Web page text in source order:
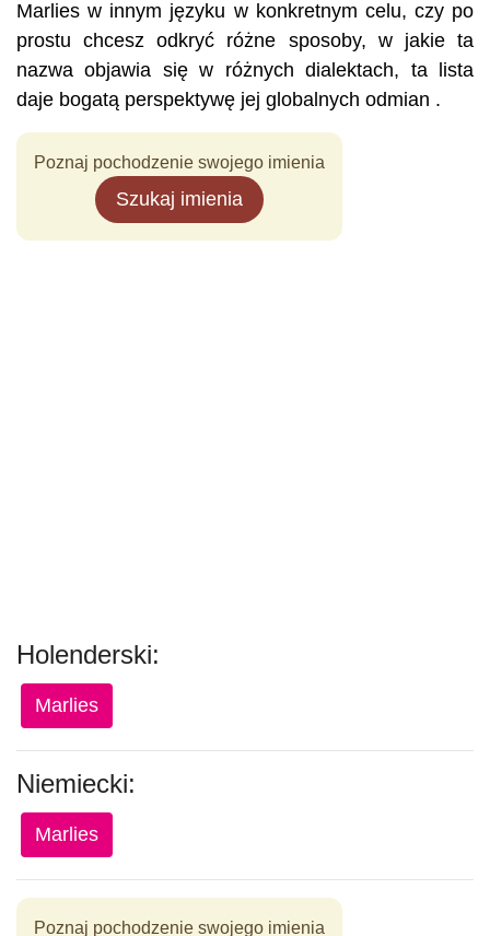
Marlies w innym języku w konkretnym celu, czy po
prostu chcesz odkryć różne sposoby, w jakie ta
nazwa objawia się w różnych dialektach, ta lista
daje bogatą perspektywę jej globalnych odmian .
Poznaj pochodzenie swojego imienia
Szukaj imienia
Holenderski:
Marlies
Niemiecki:
Marlies
Poznaj pochodzenie swojego imienia